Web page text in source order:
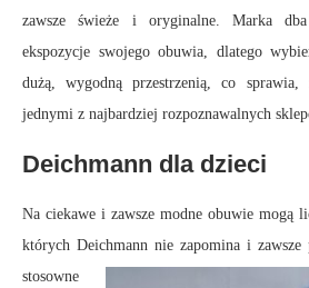
zawsze świeże i oryginalne. Marka
ekspozycje swojego obuwia, dlatego
dużą, wygodną przestrzenią, co sprawia,
jednymi z najbardziej rozpoznawalnych
Deichmann dla dzieci
Na ciekawe i zawsze modne obuwie mogą
których Deichmann nie zapomina i zawsze
stosowne